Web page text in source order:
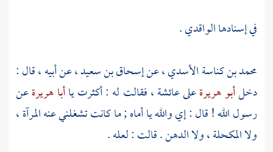
في إسنادهاالواقدي.
محمد بن كناسة الأسدي، عنإسحاق بن سعيد، عن أبيه ، قال :
دخلأبو هريرةعلىعائشة، فقالت له : أكثرت ياأبا هريرةعن
رسول الله ! قال : إي والله يا أماه ; ما كانت تشغلني عنه المرآة ،
ولا المكحلة ، ولا الدهن . قالت : لعله .